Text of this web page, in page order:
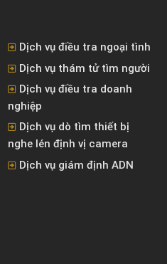
Dịch vụ điều tra ngoại tình
Dịch vụ thám tử tìm người
Dịch vụ điều tra doanh
nghiệp
Dịch vụ dò tìm thiết bị
nghe lén định vị camera
Dịch vụ giám định ADN